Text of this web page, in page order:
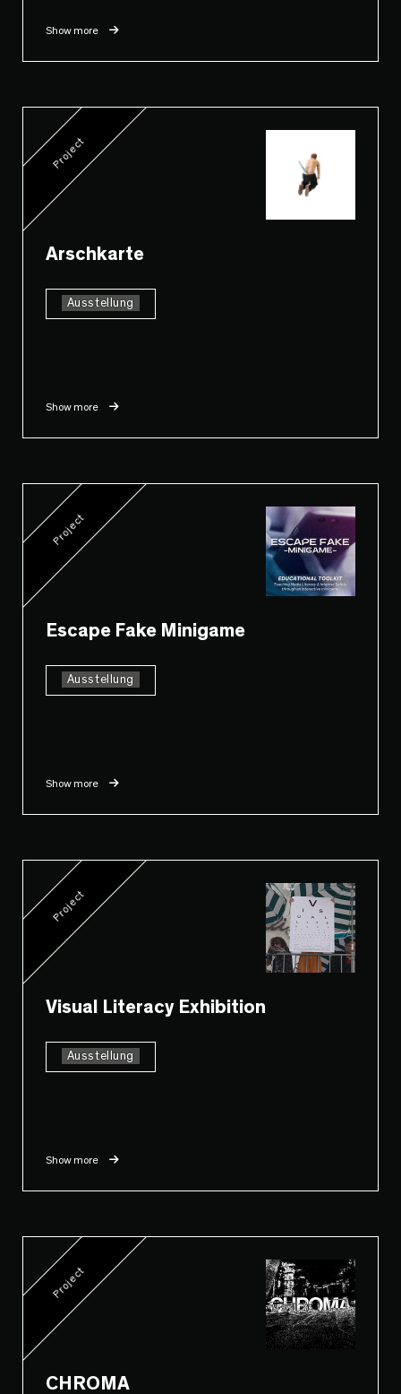
Show more
Project
Arschkarte
Ausstellung
Show more
Project
Escape Fake Minigame
Ausstellung
Show more
Project
Visual Literacy Exhibition
Ausstellung
Show more
Project
CHROMA